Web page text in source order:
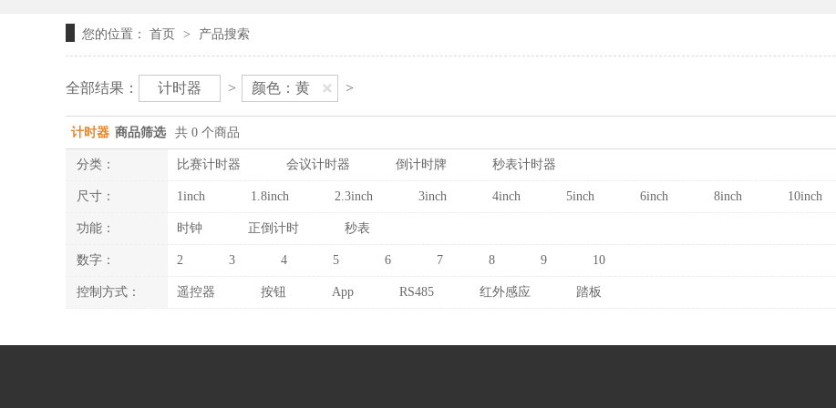
您的位置： 首页 > 产品搜索
全部结果： 计时器 > 颜色：黄 >
计时器 商品筛选 共 0 个商品
分类： 比赛计时器 会议计时器 倒计时牌 秒表计时器
尺寸： 1inch 1.8inch 2.3inch 3inch 4inch 5inch 6inch 8inch 10inch
功能： 时钟 正倒计时 秒表
数字： 2 3 4 5 6 7 8 9 10
控制方式： 遥控器 按钮 App RS485 红外感应 踏板